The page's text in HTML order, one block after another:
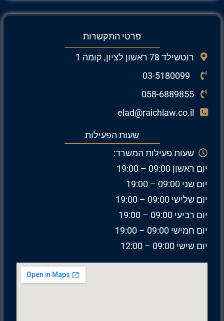
פרטי התקשרות
רוטשילד 78 ראשון לציון, קומה 1
03-5180099
058-6889855
elad@raichlaw.co.il
שעות הפעילות
שעות פעילות המשרד:
יום ראשון 09:00 – 19:00
יום שני 09:00 – 19:00
יום שלישי 09:00 – 19:00
יום רביעי 09:00 – 19:00
יום חמישי 09:00 – 19:00
יום שישי 09:00 – 12:00